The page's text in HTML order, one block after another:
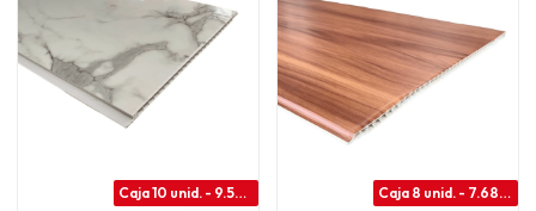
Caja 10 unid. - 9.50 m2 Caja 8 unid. - 7.68m2